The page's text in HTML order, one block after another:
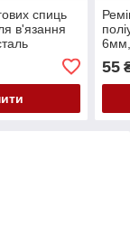
спиць
в'язання
55